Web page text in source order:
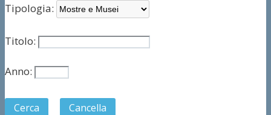
Tipologia:
Titolo:
Anno:
Cerca Cancella